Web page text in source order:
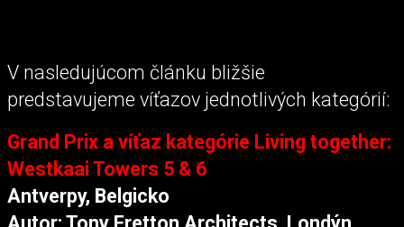
V nasledujúcom článku bližšie
predstavujeme víťazov jednotlivých kategórií:
Grand Prix a víťaz kategórie Living together:
Westkaai Towers 5 & 6
Antverpy, Belgicko